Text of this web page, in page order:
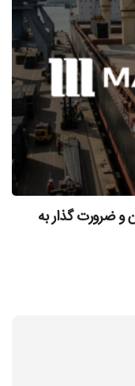
و ضرورت گذار به